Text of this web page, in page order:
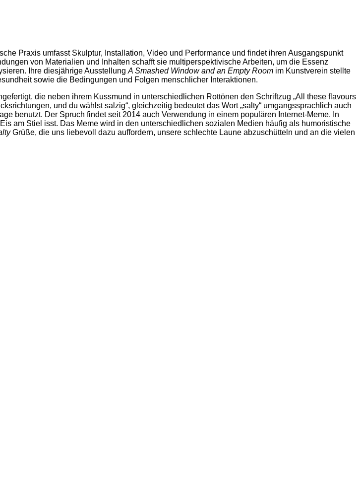
Praxis umfasst Skulptur, Installation, Video und Performance und findet ihren Ausgangspunkt
von Materialien und Inhalten schafft sie multiperspektivische Arbeiten, um die Essenz
Ihre diesjährige Ausstellung A Smashed Window and an Empty Room im Kunstverein stellte
sowie die Bedingungen und Folgen menschlicher Interaktionen.
die neben ihrem Kussmund in unterschiedlichen Rottönen den Schriftzug „All these flavours
und du wählst salzig“, gleichzeitig bedeutet das Wort „salty“ umgangssprachlich auch
benutzt. Der Spruch findet seit 2014 auch Verwendung in einem populären Internet-Meme. In
am Stiel isst. Das Meme wird in den unterschiedlichen sozialen Medien häufig als humoristische
Grüße, die uns liebevoll dazu auffordern, unsere schlechte Laune abzuschütteln und an die vielen